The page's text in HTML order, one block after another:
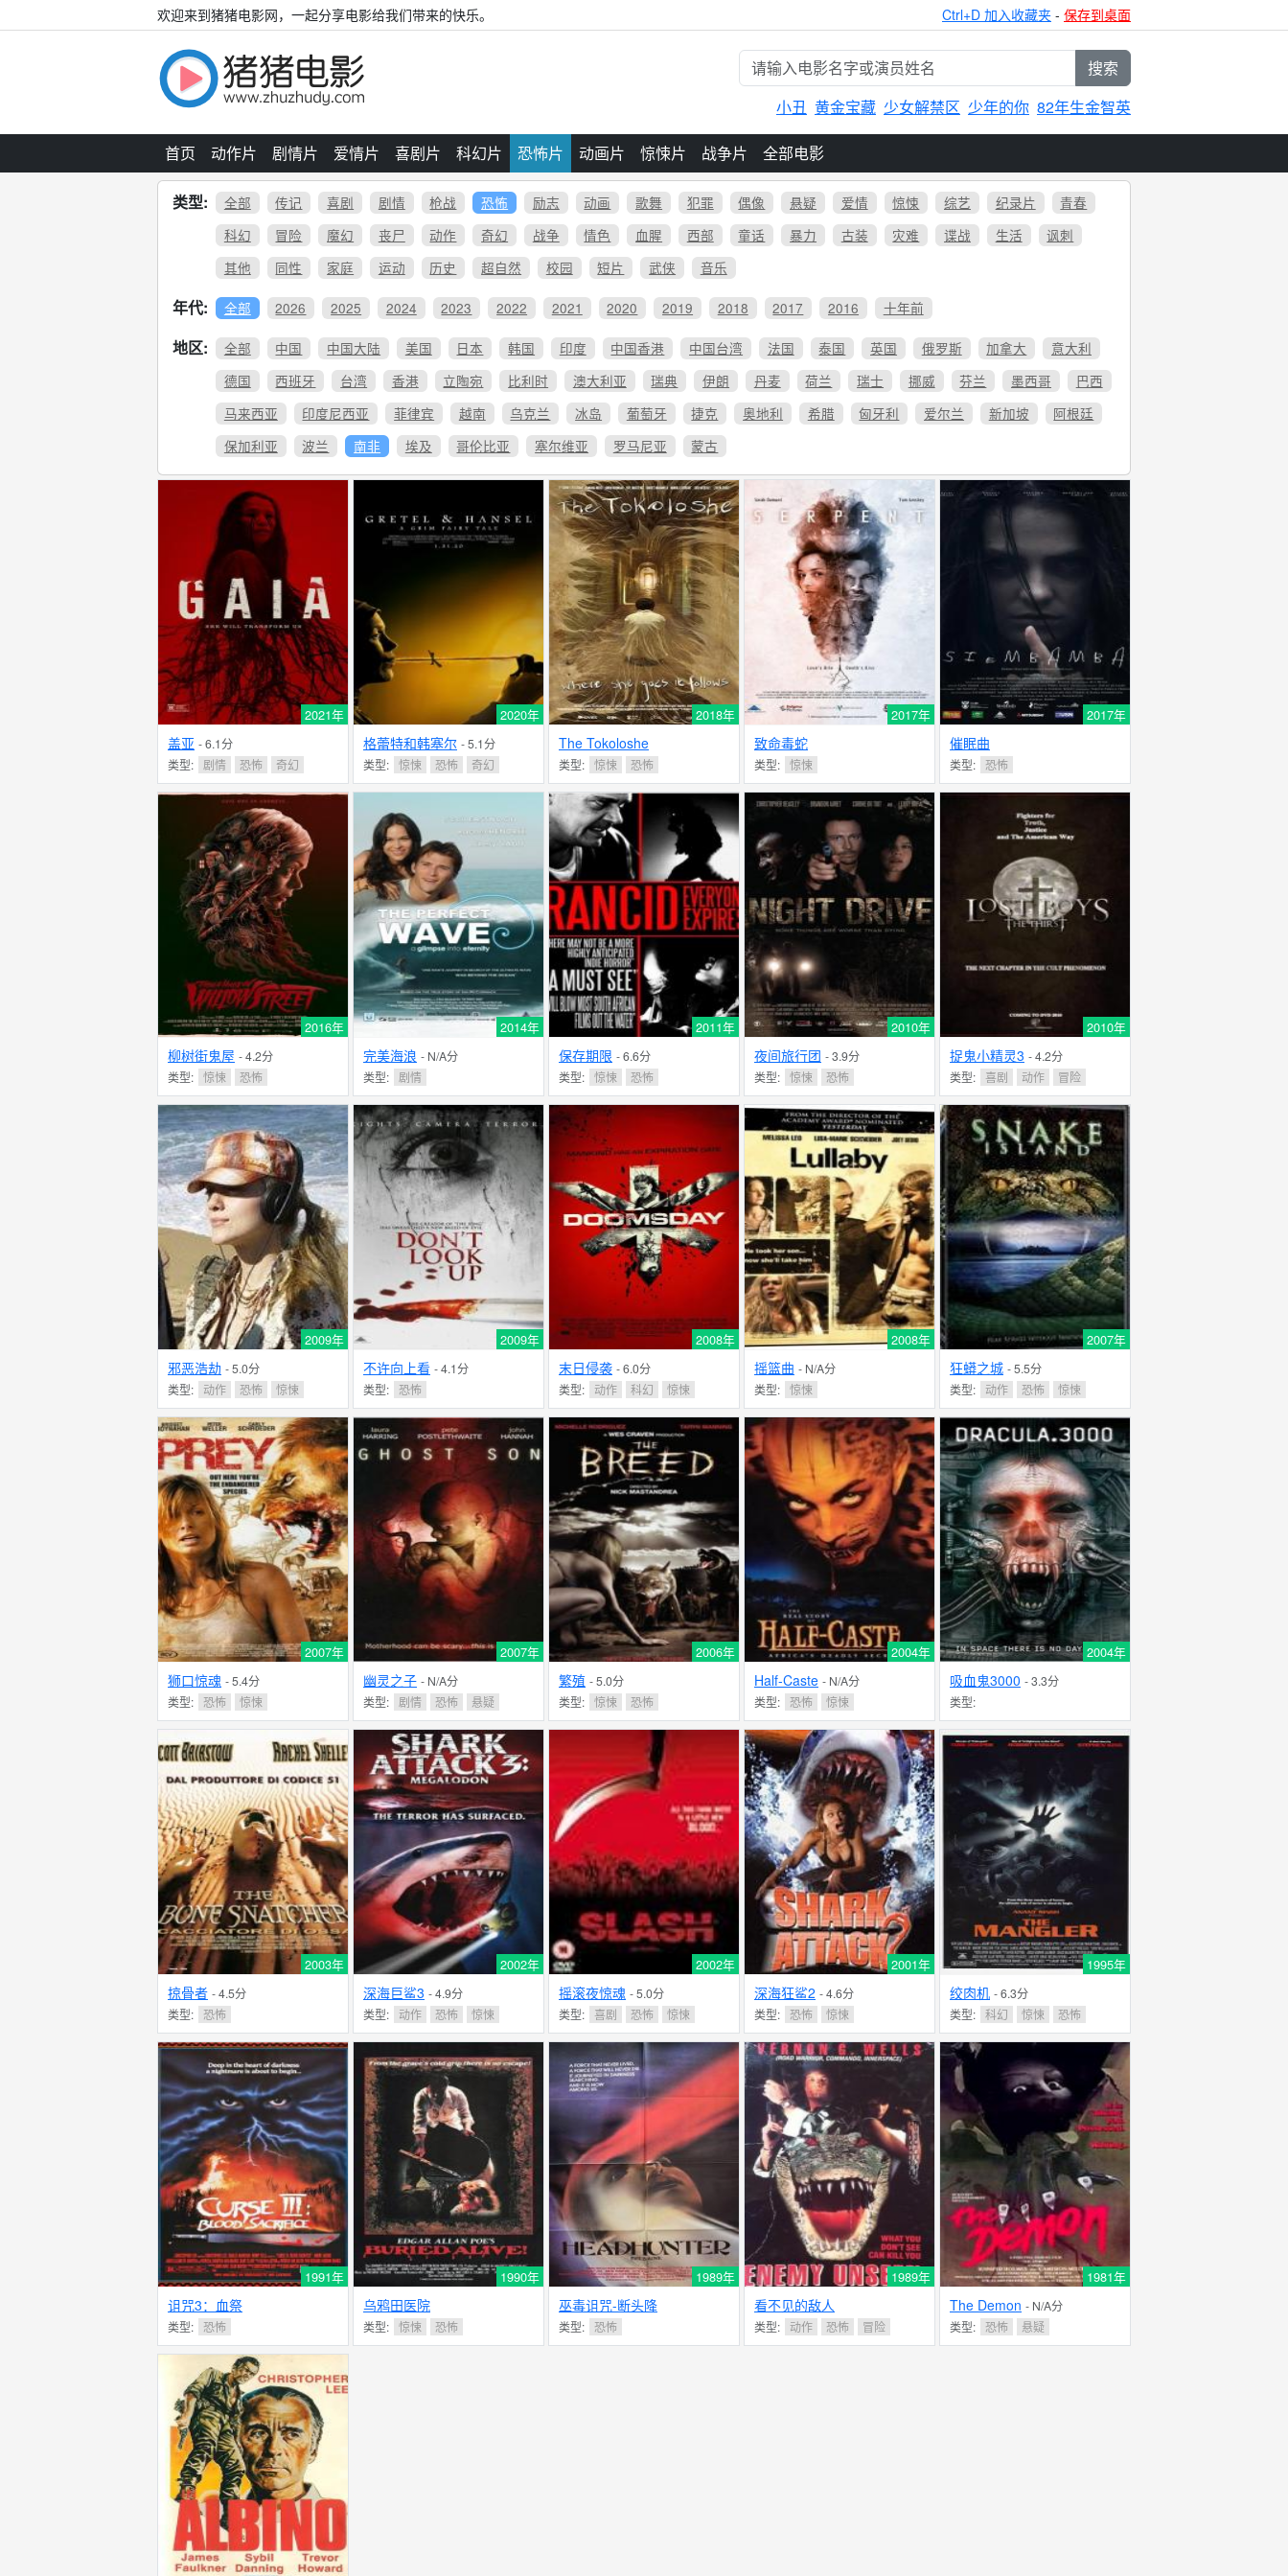
欢迎来到猪猪电影网，一起分享电影给我们带来的快乐。 Ctrl+D 加入收藏夹 - 保存到桌面
搜索
小丑 黄金宝藏 少女解禁区 少年的你 82年生金智英
首页 动作片 剧情片 爱情片 喜剧片 科幻片 恐怖片 动画片 惊悚片 战争片 全部电影
类型: 全部 传记 喜剧 剧情 枪战 恐怖 励志 动画 歌舞 犯罪 偶像 悬疑 爱情 惊悚 综艺 纪录片
青春
科幻
冒险 魔幻 丧尸 动作 奇幻 战争 情色 血腥 西部 童话 暴力 古装 灾难 谍战 生活
讽刺
其他
同性 家庭 运动 历史 超自然 校园 短片 武侠 音乐
年代: 全部 2026 2025 2024 2023 2022 2021 2020 2019 2018 2017 2016 十年前
地区: 全部 中国 中国大陆 美国 日本 韩国 印度 中国香港 中国台湾 法国 泰国 英国 俄罗斯 加拿大
意大利
德国
西班牙 台湾 香港 立陶宛 比利时 澳大利亚 瑞典 伊朗 丹麦 荷兰 瑞士 挪威 芬兰 墨西哥
巴西
马来西亚
印度尼西亚 菲律宾 越南 乌克兰 冰岛 葡萄牙 捷克 奥地利 希腊 匈牙利 爱尔兰 新加坡
阿根廷
保加利亚
波兰 南非 埃及 哥伦比亚 塞尔维亚 罗马尼亚 蒙古
2021年
盖亚 - 6.1分
类型: 剧情 恐怖 奇幻
2020年
格蕾特和韩塞尔 - 5.1分
类型: 惊悚 恐怖 奇幻
2018年
The Tokoloshe
类型: 惊悚 恐怖
2017年
致命毒蛇
类型: 惊悚
2017年
催眠曲
类型: 恐怖
2016年
柳树街鬼屋 - 4.2分
类型: 惊悚 恐怖
2014年
完美海浪 - N/A分
类型: 剧情
2011年
保存期限 - 6.6分
类型: 惊悚 恐怖
2010年
夜间旅行团 - 3.9分
类型: 惊悚 恐怖
2010年
捉鬼小精灵3 - 4.2分
类型: 喜剧 动作 冒险
2009年
邪恶浩劫 - 5.0分
类型:
动作 恐怖 惊悚
2009年
不许向上看 - 4.1分
类型:
恐怖
2008年
末日侵袭 - 6.0分
类型:
动作 科幻 惊悚
2008年
摇篮曲 - N/A分
类型: 惊悚
2007年
狂蟒之城 - 5.5分
类型:
动作 恐怖 惊悚
2007年
狮口惊魂 - 5.4分
类型:
恐怖 惊悚
2007年
幽灵之子 - N/A分
类型: 剧情 恐怖 悬疑
2006年
繁殖 - 5.0分
类型: 惊悚 恐怖
2004年
Half-Caste - N/A分
类型:
恐怖 惊悚
2004年
吸血鬼3000 - 3.3分
类型:
2003年
掠骨者 - 4.5分
类型:
恐怖
2002年
深海巨鲨3 - 4.9分
类型:
动作 恐怖 惊悚
2002年
摇滚夜惊魂 - 5.0分
类型: 喜剧 恐怖 惊悚
2001年
深海狂鲨2 - 4.6分
类型:
恐怖 惊悚
1995年
绞肉机 - 6.3分
类型: 科幻 惊悚 恐怖
1991年
诅咒3：血祭
类型: 恐怖
1990年
乌鸦田医院
类型: 惊悚 恐怖
1989年
巫毒诅咒-断头降
类型: 恐怖
1989年
看不见的敌人
类型: 动作 恐怖 冒险
1981年
The Demon - N/A分
类型:
恐怖 悬疑